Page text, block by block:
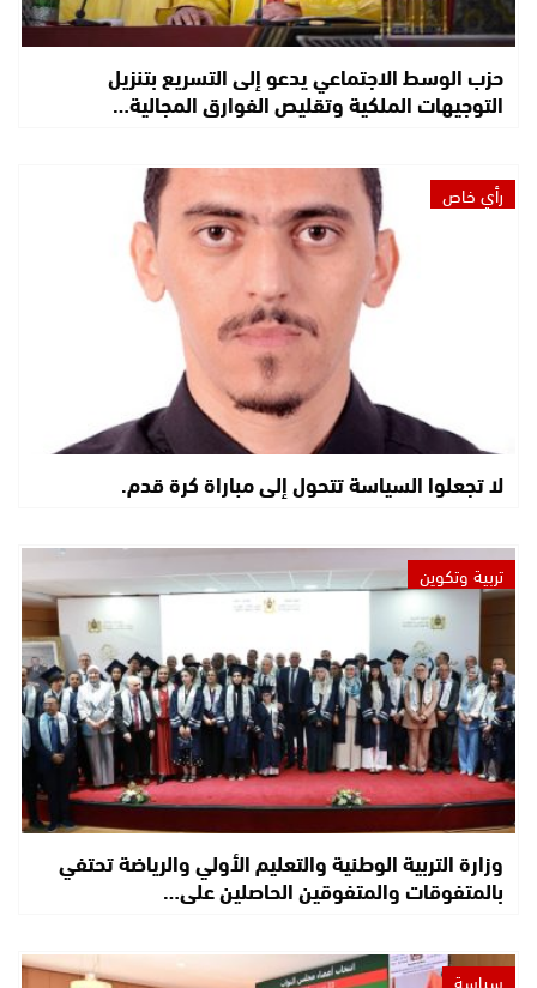
حزب الوسط الاجتماعي يدعو إلى التسريع بتنزيل
التوجيهات الملكية وتقليص الفوارق المجالية…
رأي خاص
لا تجعلوا السياسة تتحول إلى مباراة كرة قدم.
تربية وتكوين
وزارة التربية الوطنية والتعليم الأولي والرياضة تحتفي
بالمتفوقات والمتفوقين الحاصلين على…
سياسة